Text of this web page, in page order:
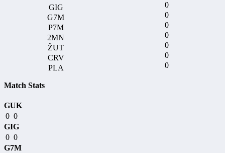
0
0
0
0
0
0
0
Match Stats
GUK
0 0
GIG
0 0
G7M